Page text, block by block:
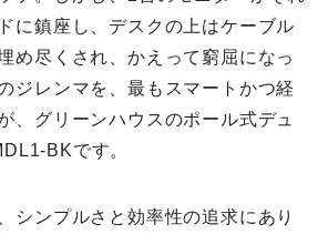
に鎮座し、デスクの上はケーブル
め尽くされ、かえって窮屈になっ
ジレンマを、最もスマートかつ経
、グリーンハウスのポール式デュ
BKです。
シンプルさと効率性の追求にあり